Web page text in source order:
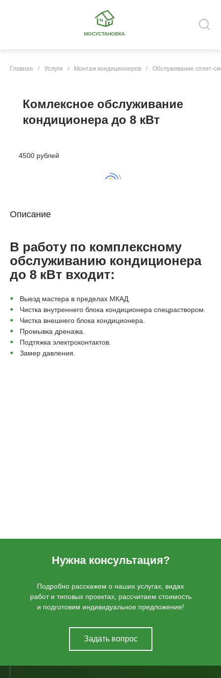
МОСУСТАНОВКА
Главная / Услуги / Монтаж кондиционеров / Обслуживание сплит-
Комлексное обслуживание
кондиционера до 8 кВт
4500 рублей
Описание
В работу по комплексному
обслуживанию кондиционера
до 8 кВт входит:
Выезд мастера в пределах МКАД.
Чистка внутреннего блока кондиционера спецраствором.
Чистка внешнего блока кондиционера.
Промывка дренажа.
Подтяжка электроконтактов.
Замер давления.
Нужна консультация?
Подробно расскажем о наших услугах, видах
работ и типовых проектах, рассчитаем стоимость
и подготовим индивидуальное предложение!
Задать вопрос